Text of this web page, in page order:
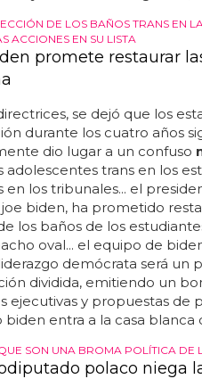
DE LOS BAÑOS TRANS EN
ACCIONES EN SU LISTA
promete restaurar
se dejó que los
durante los cuatro años
dio lugar a un confuso
adolescentes trans en los
en los tribunales... el
joe biden, ha prometido
los baños de los
oval... el equipo de
demócrata será un
dividida, emitiendo un
ejecutivas y propuestas de
biden entra a la casa blanca
SON UNA BROMA POLÍTICA DE
polaco niega